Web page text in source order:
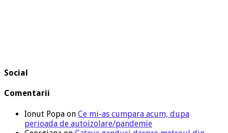
Social
Comentarii
Ionut Popa on Ce mi-as cumpara acum, dupa
perioada de autoizolare/pandemie